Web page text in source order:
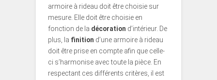
armoire à rideau doit être choisie sur
mesure. Elle doit être choisie en
fonction de la décoration d’intérieur. De
plus, la finition d’une armoire à rideau
doit être prise en compte afin que celle-
ci s’harmonise avec toute la pièce. En
respectant ces différents critères, il est